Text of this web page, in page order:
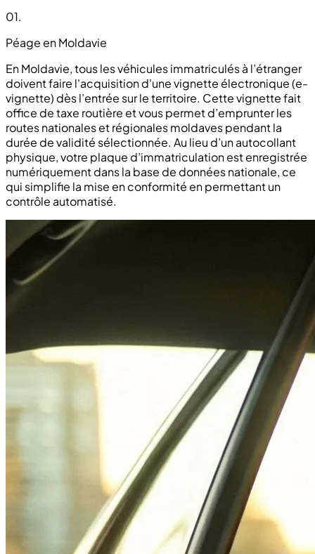
01.
Péage en Moldavie
En Moldavie, tous les véhicules immatriculés à l’étranger
doivent faire l'acquisition d'une vignette électronique (e-
vignette) dès l’entrée sur le territoire. Cette vignette fait
office de taxe routière et vous permet d’emprunter les
routes nationales et régionales moldaves pendant la
durée de validité sélectionnée. Au lieu d’un autocollant
physique, votre plaque d’immatriculation est enregistrée
numériquement dans la base de données nationale, ce
qui simplifie la mise en conformité en permettant un
contrôle automatisé.